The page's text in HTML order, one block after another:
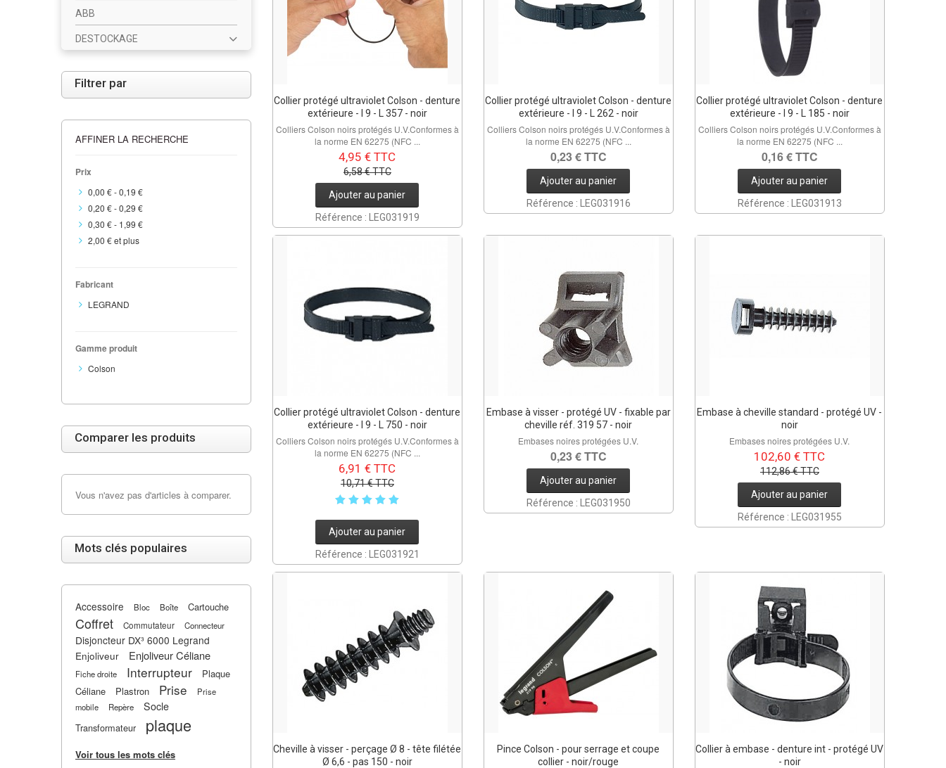
Collier protégé ultraviolet Colson - denture
extérieure - l 9 - L 357 - noir
Colliers Colson noirs protégés U.V.Conformes à
la norme EN 62275 (NFC ...
4,95 € TTC
6,58 € TTC
Ajouter au panier
Référence : LEG031919
Collier protégé ultraviolet Colson - denture
extérieure - l 9 - L 262 - noir
Colliers Colson noirs protégés U.V.Conformes à
la norme EN 62275 (NFC ...
0,23 € TTC
Ajouter au panier
Référence : LEG031916
Collier protégé ultraviolet Colson - denture
extérieure - l 9 - L 185 - noir
Colliers Colson noirs protégés U.V.Conformes à
la norme EN 62275 (NFC ...
0,16 € TTC
Ajouter au panier
Référence : LEG031913
Collier protégé ultraviolet Colson - denture
extérieure - l 9 - L 750 - noir
Colliers Colson noirs protégés U.V.Conformes à
la norme EN 62275 (NFC ...
6,91 € TTC
10,71 € TTC
Ajouter au panier
Référence : LEG031921
Embase à visser - protégé UV - fixable par
cheville réf. 319 57 - noir
Embases noires protégées U.V.
0,23 € TTC
Ajouter au panier
Référence : LEG031950
Embase à cheville standard - protégé UV -
noir
Embases noires protégées U.V.
102,60 € TTC
112,86 € TTC
Ajouter au panier
Référence : LEG031955
Cheville à visser - perçage Ø 8 - tête filétée
Ø 6,6 - pas 150 - noir
Pince Colson - pour serrage et coupe
collier - noir/rouge
Collier à embase - denture int - protégé UV
- noir
ABB
DESTOCKAGE
Filtrer par
AFFINER LA RECHERCHE
Prix
0,00 €-0,19 €
0,20 €-0,29 €
0,30 €- 1,99 €
2,00 €et plus
Fabricant
LEGRAND
Gamme produit
Colson
Comparer les produits
Vous n'avez pas d'articles à comparer.
Mots clés populaires
Accessoire Bloc Boîte Cartouche
Coffret Commutateur Connecteur
Disjoncteur DX³ 6000 Legrand
Enjoliveur
Enjoliveur Céliane
Fiche droite Interrupteur
Plaque
Céliane
Plastron Prise
Prise
mobile
Repère Socle
Transformateur plaque
Voir tous les mots clés